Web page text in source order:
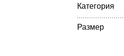
Категория
Размер